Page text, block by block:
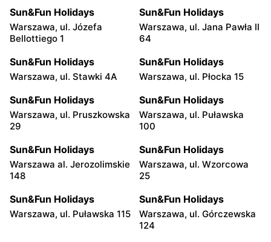
Sun&Fun Holidays
Warszawa, ul. Józefa
Bellottiego 1
Sun&Fun Holidays
Warszawa, ul. Jana Pawła II
64
Sun&Fun Holidays
Warszawa, ul. Stawki 4A
Sun&Fun Holidays
Warszawa, ul. Płocka 15
Sun&Fun Holidays
Warszawa, ul. Pruszkowska
29
Sun&Fun Holidays
Warszawa, ul. Puławska
100
Sun&Fun Holidays
Warszawa al. Jerozolimskie
148
Sun&Fun Holidays
Warszawa, ul. Wzorcowa
25
Sun&Fun Holidays
Warszawa, ul. Puławska 115
Sun&Fun Holidays
Warszawa, ul. Górczewska
124